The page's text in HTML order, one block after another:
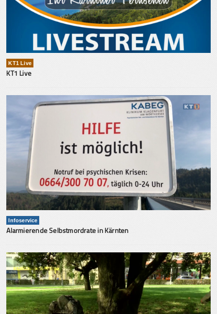
KT1 Live
KT1 Live
Infoservice
Alarmierende Selbstmordrate in Kärnten